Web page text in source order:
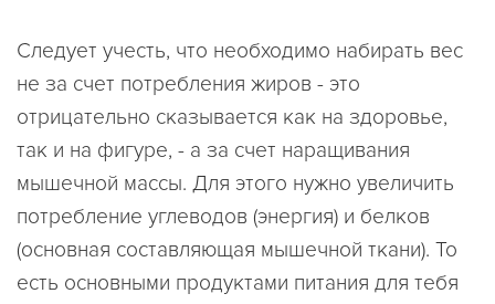
Следует учесть, что необходимо набирать вес
не за счет потребления жиров - это
отрицательно сказывается как на здоровье,
так и на фигуре, - а за счет наращивания
мышечной массы. Для этого нужно увеличить
потребление углеводов (энергия) и белков
(основная составляющая мышечной ткани). То
есть основными продуктами питания для тебя